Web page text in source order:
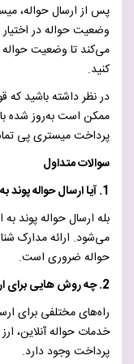
پس از ارسال حواله،
وضعیت حواله در
می‌کند تا وضعیت حواله
کنید.
در نظر داشته باشید که
ممکن است به‌روز شده
پرداخت میستری پی
سوالات متداول
1. آیا ارسال حواله پوند به انگلیس قانونی است؟
بله ارسال حواله پوند
می‌شود. ارائه مدارک
حواله ضروری است.
2. چه روش هایی برای ارسال حواله پوند به انگلیس وجود دارد؟
راه‌های مختلفی برای
خدمات حواله آنلاین،
پرداخت وجود دارد.